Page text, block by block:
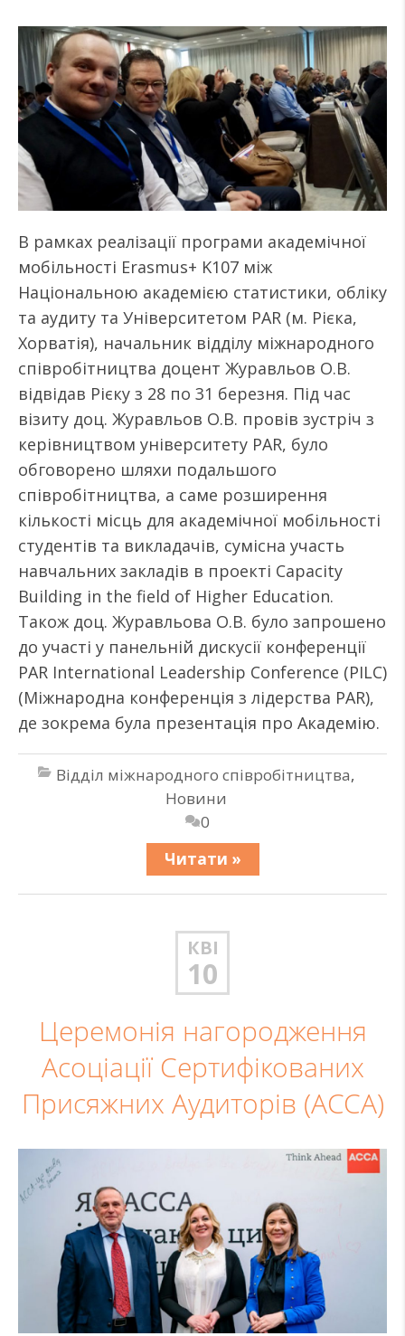
В рамках реалізації програми академічної
мобільності Erasmus+ K107 між
Національною академією статистики, обліку
та аудиту та Університетом PAR (м. Рієка,
Хорватія), начальник відділу міжнародного
співробітництва доцент Журавльов О.В.
відвідав Рієку з 28 по 31 березня. Під час
візиту доц. Журавльов О.В. провів зустріч з
керівництвом університету PAR, було
обговорено шляхи подальшого
співробітництва, а саме розширення
кількості місць для академічної мобільності
студентів та викладачів, сумісна участь
навчальних закладів в проекті Capacity
Building in the field of Higher Education.
Також доц. Журавльова О.В. було запрошено
до участі у панельній дискусії конференції
PAR International Leadership Conference (PILC)
(Міжнародна конференція з лідерства PAR),
де зокрема була презентація про Академію.
Відділ міжнародного співробітництва,
Новини
0
Читати »
КВІ
10
Церемонія нагородження
Асоціації Сертифікованих
Присяжних Аудиторів (АССА)